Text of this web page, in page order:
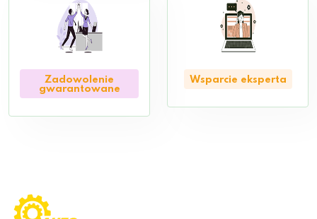
Zadowolenie
gwarantowane
Wsparcie eksperta